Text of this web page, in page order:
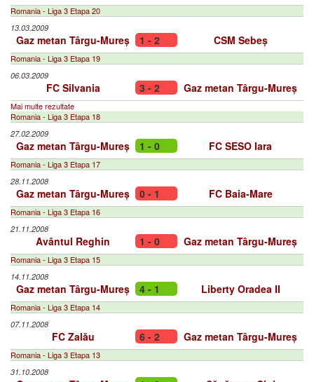
Romania - Liga 3 Etapa 20
13.03.2009
Gaz metan Târgu-Mureș 1 - 2 CSM Sebeș
Romania - Liga 3 Etapa 19
06.03.2009
FC Silvania 3 - 2 Gaz metan Târgu-Mureș
Mai multe rezultate
Romania - Liga 3 Etapa 18
27.02.2009
Gaz metan Târgu-Mureș 1 - 0 FC SESO Iara
Romania - Liga 3 Etapa 17
28.11.2008
Gaz metan Târgu-Mureș 0 - 1 FC Baia-Mare
Romania - Liga 3 Etapa 16
21.11.2008
Avântul Reghin 1 - 0 Gaz metan Târgu-Mureș
Romania - Liga 3 Etapa 15
14.11.2008
Gaz metan Târgu-Mureș 4 - 1 Liberty Oradea II
Romania - Liga 3 Etapa 14
07.11.2008
FC Zalău 6 - 2 Gaz metan Târgu-Mureș
Romania - Liga 3 Etapa 13
31.10.2008